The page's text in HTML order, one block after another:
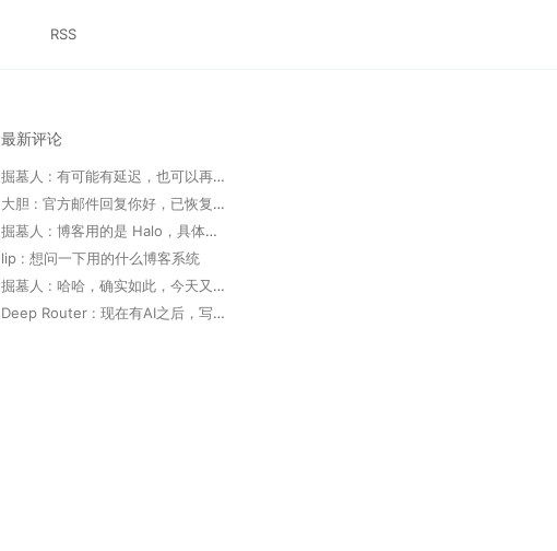
RSS
最新评论
掘墓人 : 有可能有延迟，也可以再次发邮件确认
大胆 : 官方邮件回复你好，已恢复，请查实。 但实际未恢复
掘墓人 : 博客用的是 Halo，具体可以看下 https://www.halo.run 。
lip : 想问一下用的什么博客系统
掘墓人 : 哈哈，确实如此，今天又用 Trae 写了个软件，太高效了
Deep Router : 现在有AI之后，写代码真的方便了好多，多出来很多coffee time